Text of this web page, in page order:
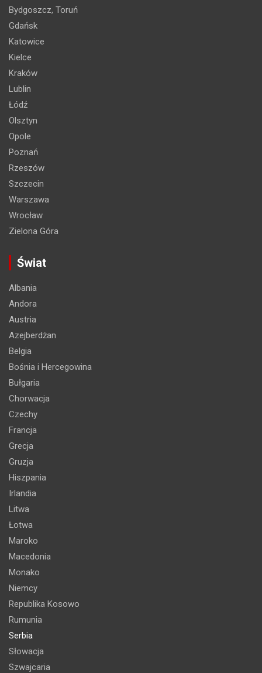
Bydgoszcz, Toruń
Gdańsk
Katowice
Kielce
Kraków
Lublin
Łódź
Olsztyn
Opole
Poznań
Rzeszów
Szczecin
Warszawa
Wrocław
Zielona Góra
Świat
Albania
Andora
Austria
Azejberdżan
Belgia
Bośnia i Hercegowina
Bułgaria
Chorwacja
Czechy
Francja
Grecja
Gruzja
Hiszpania
Irlandia
Litwa
Łotwa
Maroko
Macedonia
Monako
Niemcy
Republika Kosowo
Rumunia
Serbia
Słowacja
Szwajcaria